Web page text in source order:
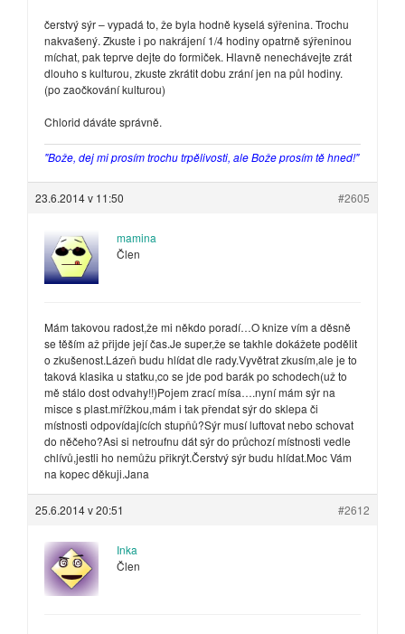
čerstvý sýr – vypadá to, že byla hodně kyselá sýřenina. Trochu
nakvašený. Zkuste i po nakrájení 1/4 hodiny opatrně sýřeninou
míchat, pak teprve dejte do formiček. Hlavně nenechávejte zrát
dlouho s kulturou, zkuste zkrátit dobu zrání jen na půl hodiny.
(po zaočkování kulturou)
Chlorid dáváte správně.
"Bože, dej mi prosím trochu trpělivosti, ale Bože prosím tě hned!"
23.6.2014 v 11:50 #2605
mamina
Člen
Mám takovou radost,že mi někdo poradí…O knize vím a děsně
se těším až přijde její čas.Je super,že se takhle dokážete podělit
o zkušenost.Lázeň budu hlídat dle rady.Vyvětrat zkusím,ale je to
taková klasika u statku,co se jde pod barák po schodech(už to
mě stálo dost odvahy!!)Pojem zrací mísa….nyní mám sýr na
misce s plast.mřížkou,mám i tak přendat sýr do sklepa či
místnosti odpovídajících stupňů?Sýr musí luftovat nebo schovat
do něčeho?Asi si netroufnu dát sýr do průchozí místnosti vedle
chlívů,jestli ho nemůžu přikrýt.Čerstvý sýr budu hlídat.Moc Vám
na kopec děkuji.Jana
25.6.2014 v 20:51 #2612
Inka
Člen